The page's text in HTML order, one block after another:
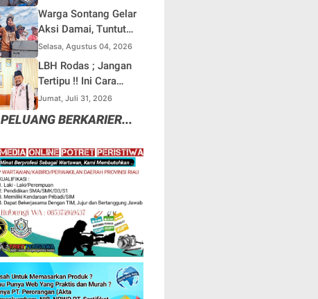
Rantau Berangin Kuok,
Sepeda Motor
Ditinggal di Lokasi
Warga Sontang Gelar
Aksi Damai, Tuntut
Pemprov Riau Segera
Benahi Jalan Sontang-
Duri
Selasa, Agustus 04, 2026
LBH Rodas ; Jangan
Tertipu !! Ini Cara
Pasti Bedakan F.SPTI
Abal -Abal
Jumat, Juli 31, 2026
PELUANG BERKARIER...